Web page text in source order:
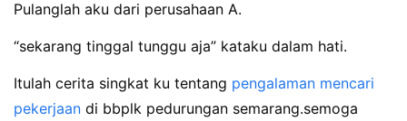
Pulanglah aku dari perusahaan A.
“sekarang tinggal tunggu aja” kataku dalam hati.
Itulah cerita singkat ku tentang pengalaman mencari
pekerjaan di bbplk pedurungan semarang.semoga